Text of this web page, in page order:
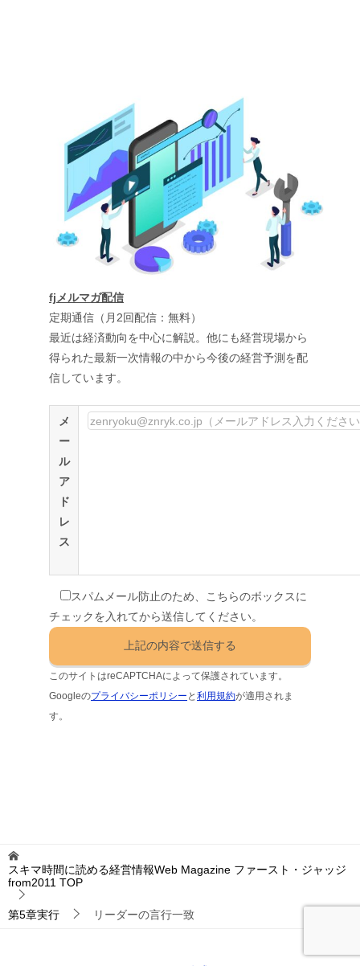
fjメルマガ配信
定期通信（月2回配信：無料）
最近は経済動向を中心に解説。他にも経営現場から
得られた最新一次情報の中から今後の経営予測を配
信しています。
メ
ー
ル
ア
ド
レ
ス
スパムメール防止のため、こちらのボックスに
チェックを入れてから送信してください。
このサイトはreCAPTCHAによって保護されています。
Googleのプライバシーポリシー と利用規約が適用されま
す。
スキマ時間に読める経営情報Web Magazine ファースト・ジャッジ
from2011 TOP
第5章実行 リーダーの言行一致